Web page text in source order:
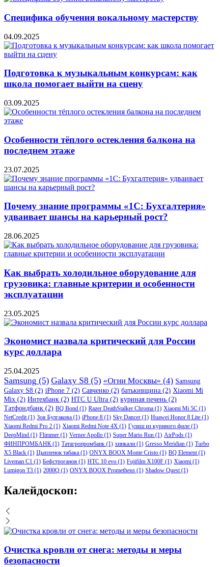
Специфика обучения вокальному мастерству
04.09.2025
Подготовка к музыкальным конкурсам: как
школа помогает выйти на сцену
03.09.2025
Особенности тёплого остекления балкона на
последнем этаже
23.07.2025
Почему знание программы «1С: Бухгалтерия»
удваивает шансы на карьерный рост?
28.06.2025
Как выбрать холодильное оборудование для
грузовика: главные критерии и особенности
эксплуатации
23.05.2025
Экономист назвала критический для России
курс доллара
25.04.2025
Samsung (5) Galaxy S8 (5) «Огни Москвы» (4) Samsung
Galaxy S8 (2) iPhone 7 (2) Савченко (2) батькивщина (2) Xiaomi Mi
Mix (2) Интехбанк (2) HTC U Ultra (2) куриная печень (2)
Татфондбанк (2) BQ Bond (1) Razer DeathStalker Chroma (1) Xiaomi Mi 5C (1)
NetCredit(1) Зоя Булгакова (1) iPhone 8 (1) Sky Dancer (1) Huawei Honor 8 Lite (1)
Xiaomi Redmi Pro 2 (1) Xiaomi Redmi Note 4X (1) Гуляш из куриного филе (1)
DeepMind (1) Flimmer (1) Vernee Apollo (1) Super Mario Run (1) AirPods (1)
ФИНПРОМБАНК (1) Татагропромбанк (1) хинкали (1) Gresso Meridian (1) Turbo
X5 Black (1) Цыпленок табака (1) ONYX BOOX Monte Cristo (1) BQ Element(1)
Liveman C1 (1) Бефстроганов (1) HTC 10 evo (1) Fujifilm X100F (1) Xiaomi (1)
Lumigon T3 (1) 2000Q (1) ONYX BOOX Prometheus (1) Shadow Quest(1)
Калейдоскоп:
Очистка кровли от снега: методы и меры
безопасности